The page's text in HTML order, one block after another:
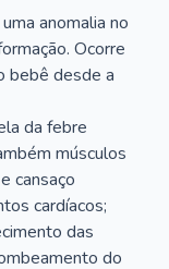
anomalia no
Ocorre
bebê desde a
da febre
músculos
cansaço
cardíacos;
das
do